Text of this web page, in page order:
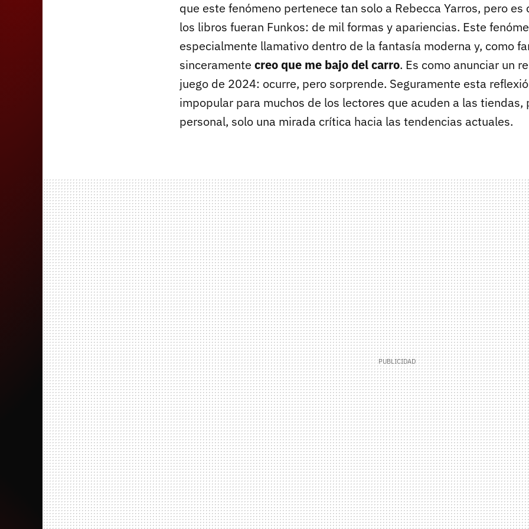
que este fenómeno pertenece tan solo a Rebecca Yarros, pero es
los libros fueran Funkos: de mil formas y apariencias. Este
especialmente llamativo dentro de la fantasía moderna y, como
sinceramente creo que me bajo del carro. Es como anunciar un
juego de 2024: ocurre, pero sorprende. Seguramente esta
impopular para muchos de los lectores que acuden a las tiendas,
personal, solo una mirada crítica hacia las tendencias actuales.